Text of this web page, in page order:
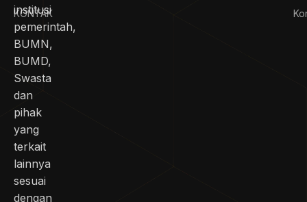
institusi
pemerintah,
BUMN,
BUMD,
Swasta
dan
pihak
yang
terkait
lainnya
sesuai
dengan
KONTAK